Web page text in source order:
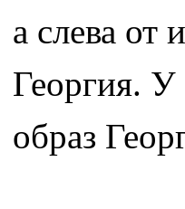
а слева от
Георгия. У
образ